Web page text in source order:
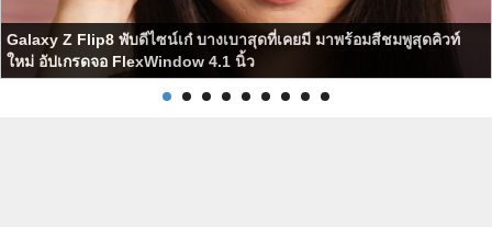
Galaxy Z Flip8 พับดีไซน์เก๋ บางเบาสุดที่เคยมี มาพร้อมสีชมพูสุดคิวท์
ใหม่ อัปเกรดจอ FlexWindow 4.1 นิ้ว